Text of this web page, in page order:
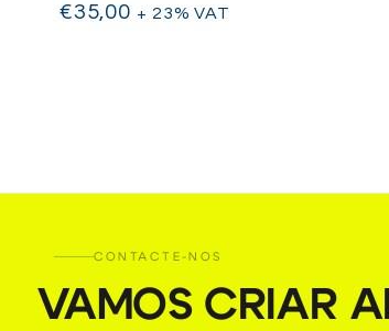
€35,00 + 23% VAT
CONTACTE-NOS
VAMOS CRIAR